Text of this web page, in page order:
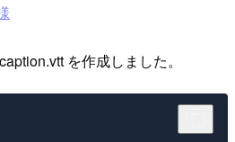
を作成しました。